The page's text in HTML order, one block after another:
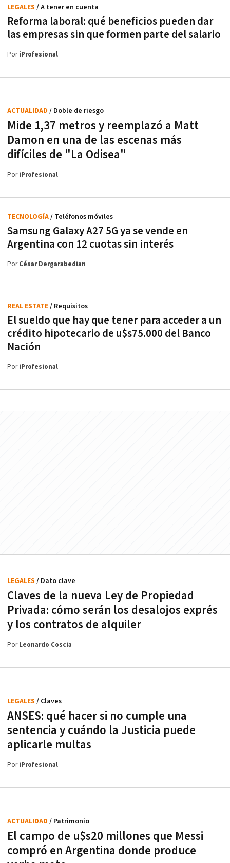
Reforma laboral: qué beneficios pueden dar
las empresas sin que formen parte del salario
LEGALES / A tener en cuenta
PoriProfesional
Mide 1,37 metros y reemplazó a Matt
Damon en una de las escenas más
difíciles de "La Odisea"
ACTUALIDAD / Doble de riesgo
PoriProfesional
Samsung Galaxy A27 5G ya se vende en
Argentina con 12 cuotas sin interés
TECNOLOGÍA/ Teléfonos móviles
PorCésar Dergarabedian
El sueldo que hay que tener para acceder a un
crédito hipotecario de u$s75.000 del Banco
Nación
REAL ESTATE/ Requisitos
PoriProfesional
Claves de la nueva Ley de Propiedad
Privada: cómo serán los desalojos exprés
y los contratos de alquiler
LEGALES / Dato clave
PorLeonardo Coscia
ANSES: qué hacer si no cumple una
sentencia y cuándo la Justicia puede
aplicarle multas
LEGALES / Claves
PoriProfesional
El campo de u$s20 millones que Messi
compró en Argentina donde produce
ACTUALIDAD / Patrimonio